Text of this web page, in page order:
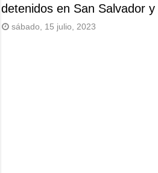
detenidos en San Salvador
sábado, 15 julio, 2023